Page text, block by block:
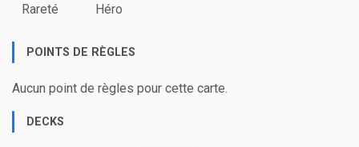
Rareté Héro
POINTS DE RÈGLES
Aucun point de règles pour cette carte.
DECKS